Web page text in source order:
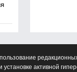
установке активной